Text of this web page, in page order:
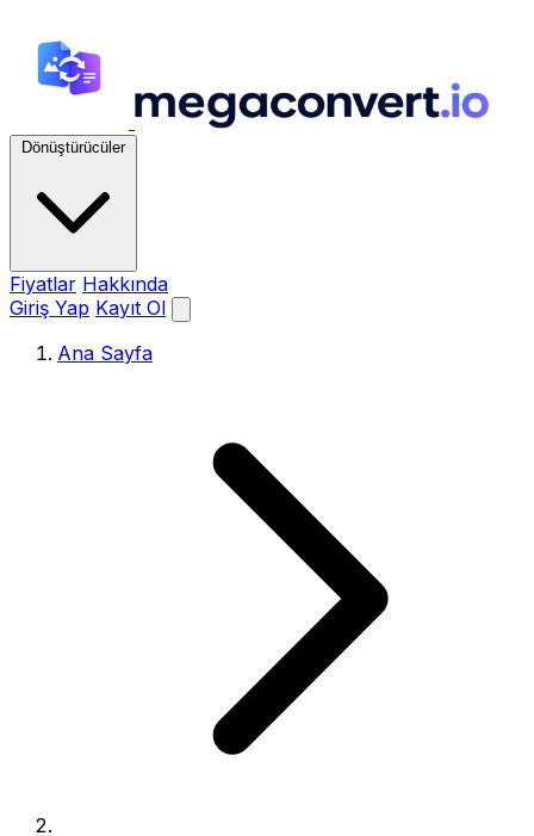
Dönüştürücüler
Fiyatlar Hakkında
Giriş Yap Kayıt Ol
Ana Sayfa